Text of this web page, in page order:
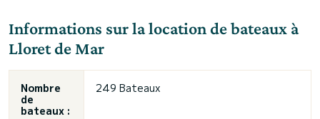
Informations sur la location de bateaux à
Lloret de Mar
Nombre
de
bateaux :
249 Bateaux